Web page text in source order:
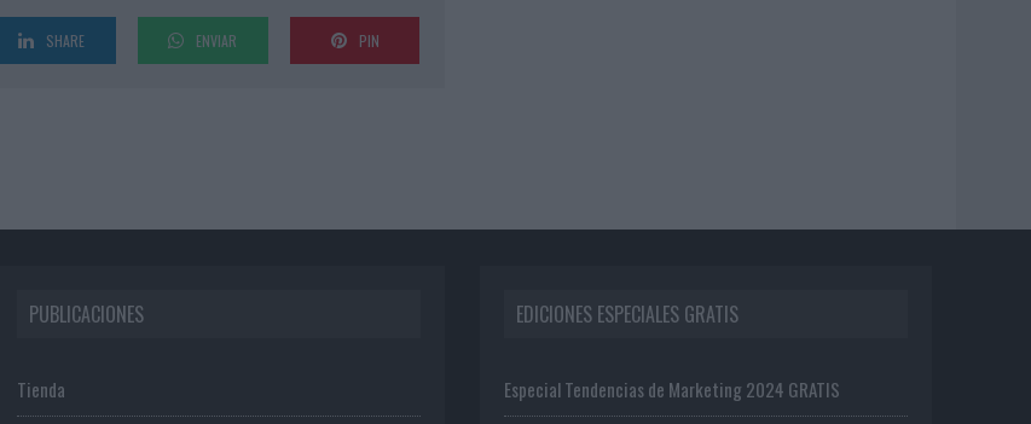
SHARE ENVIAR PIN
PUBLICACIONES
Tienda
EDICIONES ESPECIALES GRATIS
Especial Tendencias de Marketing 2024 GRATIS